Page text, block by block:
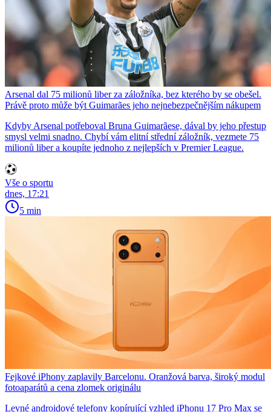
Arsenal dal 75 milionů liber za záložníka, bez kterého by se obešel.
Právě proto může být Guimarães jeho nejnebezpečnějším nákupem
Kdyby Arsenal potřeboval Bruna Guimarãese, dával by jeho přestup
smysl velmi snadno. Chybí vám elitní střední záložník, vezmete 75
milionů liber a koupíte jednoho z nejlepších v Premier League.
Vše o sportu
dnes, 17:21
5 min
Fejkové iPhony zaplavily Barcelonu. Oranžová barva, široký modul
fotoaparátů a cena zlomek originálu
Levné androidové telefony kopírující vzhled iPhonu 17 Pro Max se